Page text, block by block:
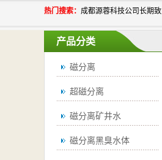
热门搜索：
产品分类
磁分离
超磁分离
磁分离矿井水
磁分离黑臭水体